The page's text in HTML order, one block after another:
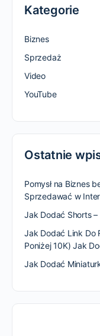
Kategorie
Biznes
Sprzedaż
Video
YouTube
Ostatnie
Pomysł na Biznes
Sprzedawać w
Jak Dodać Shorts –
Jak Dodać Link Do
Poniżej 10K) Jak
Jak Dodać